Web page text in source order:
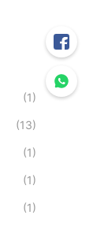
(1)
(13)
(1)
(1)
(1)